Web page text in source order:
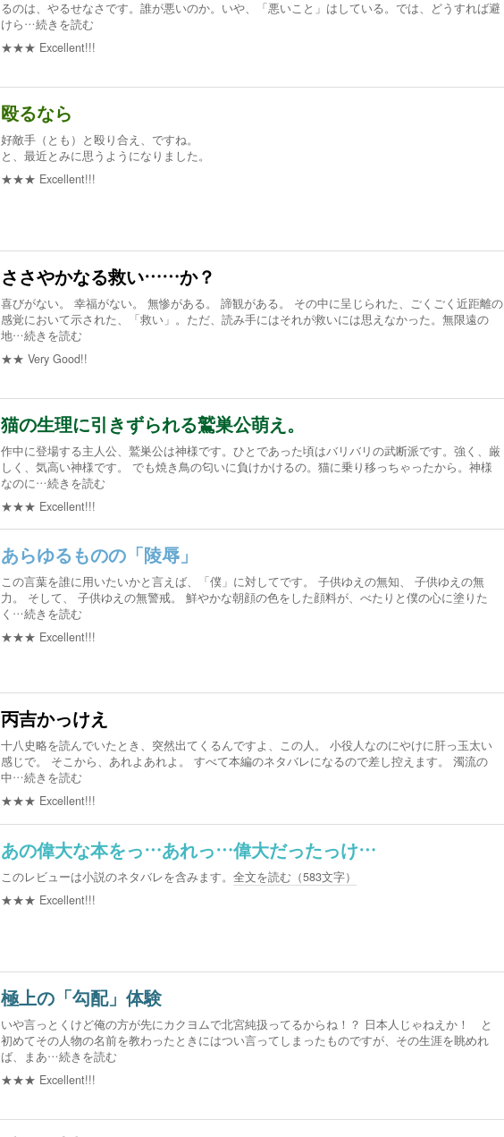
るのは、やるせなさです。誰が悪いのか。いや、「悪いこと」はしている。では、どうすれば避
けら…続きを読む
★★★ Excellent!!!
殴るなら
好敵手（とも）と殴り合え、ですね。
と、最近とみに思うようになりました。
★★★ Excellent!!!
ささやかなる救い……か？
喜びがない。 幸福がない。 無惨がある。 諦観がある。 その中に呈じられた、ごくごく近距離の
感覚において示された、「救い」。ただ、読み手にはそれが救いには思えなかった。無限遠の
地…続きを読む
★★ Very Good!!
猫の生理に引きずられる鷲巣公萌え。
作中に登場する主人公、鷲巣公は神様です。ひとであった頃はバリバリの武断派です。強く、厳
しく、気高い神様です。 でも焼き鳥の匂いに負けかけるの。猫に乗り移っちゃったから。神様
なのに…続きを読む
★★★ Excellent!!!
あらゆるものの「陵辱」
この言葉を誰に用いたいかと言えば、「僕」に対してです。 子供ゆえの無知、 子供ゆえの無
力。 そして、 子供ゆえの無警戒。 鮮やかな朝顔の色をした顔料が、べたりと僕の心に塗りた
く …続きを読む
★★★ Excellent!!!
丙吉かっけえ
十八史略を読んでいたとき、突然出てくるんですよ、この人。 小役人なのにやけに肝っ玉太い
感じで。 そこから、あれよあれよ。 すべて本編のネタバレになるので差し控えます。 濁流の
中…続きを読む
★★★ Excellent!!!
あの偉大な本をっ…あれっ…偉大だったっけ…
このレビューは小説のネタバレを含みます。 全文を読む（583文字）
★★★ Excellent!!!
極上の「勾配」体験
いや言っとくけど俺の方が先にカクヨムで北宮純扱ってるからね！？ 日本人じゃねえか！ と
初めてその人物の名前を教わったときにはつい言ってしまったものですが、その生涯を眺めれ
ば、まあ…続きを読む
★★★ Excellent!!!